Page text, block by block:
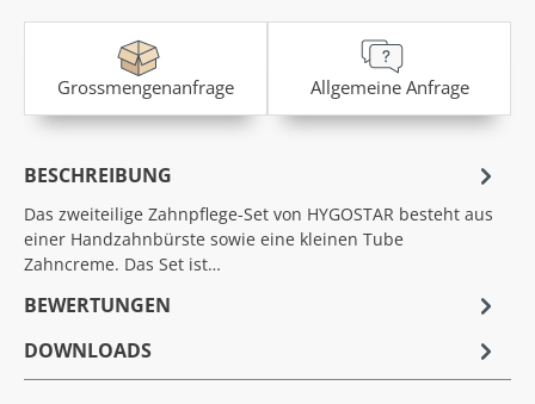
Grossmengenanfrage Allgemeine Anfrage
BESCHREIBUNG
Das zweiteilige Zahnpflege-Set von HYGOSTAR besteht aus
einer Handzahnbürste sowie eine kleinen Tube
Zahncreme. Das Set ist…
BEWERTUNGEN
DOWNLOADS